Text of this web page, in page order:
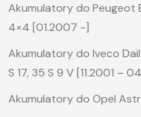
Akumulatory do Peugeot
4×4 [01.2007 -]
Akumulatory do Iveco
S 17, 35 S 9 V [11.2001 –
Akumulatory do Opel